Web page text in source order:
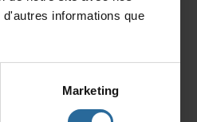
Marketing